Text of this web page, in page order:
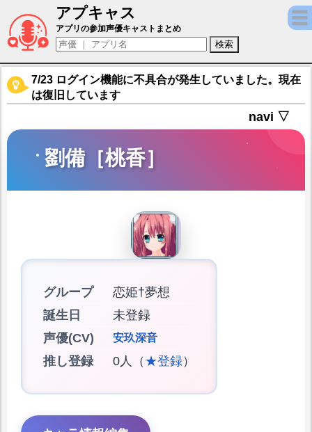
アプキャス
劉備［桃香］（声優：安玖深音)【デタリキ
アプリの参加声優キャストまとめ
7/23 ログイン機能に不具合が発生していました。現在
は復旧しています
navi ▽
劉備［桃香］
グループ
恋姫†夢想
誕生日
未登録
声優(CV)
安玖深音
推し登録 0人（ ★登録）